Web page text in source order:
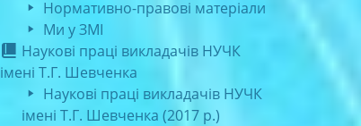
Нормативно-правові матеріали
Ми у ЗМІ
Наукові праці викладачів НУЧК
імені Т.Г. Шевченка
Наукові праці викладачів НУЧК
імені Т.Г. Шевченка (2017 р.)